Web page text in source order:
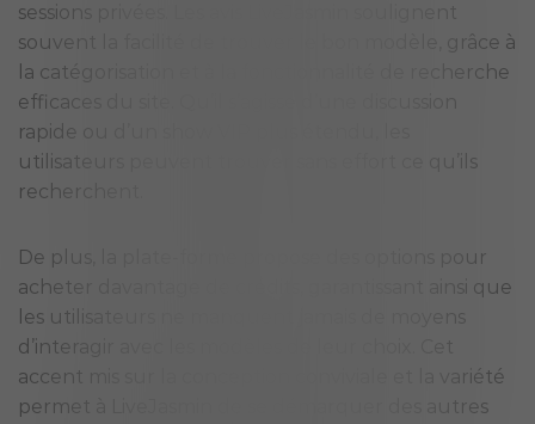
sessions privées. Les avis LiveJasmin soulignent
souvent la facilité de trouver le bon modèle, grâce à
la catégorisation et à la fonctionnalité de recherche
efficaces du site. Qu’il s’agisse d’une discussion
rapide ou d’un show VIP plus étendu, les
utilisateurs peuvent trouver sans effort ce qu’ils
recherchent.
De plus, la plate-forme propose des options pour
acheter davantage de crédits, garantissant ainsi que
les utilisateurs ne manquent jamais de moyens
d’interagir avec les modèles de leur choix. Cet
accent mis sur la conception conviviale et la variété
permet à LiveJasmin de se démarquer des autres